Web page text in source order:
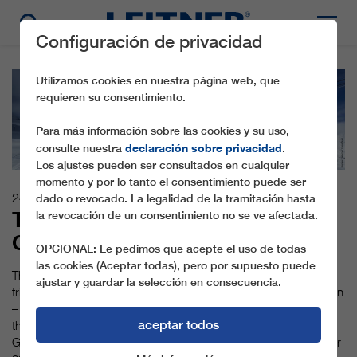
24.10.2016
THE LONGEST TRICABLE
GONDOLA LIFT IN THE ALPS
The longest 3S gondola lift in the Alps and the world's first
tricable gondola lift in two sections featuring non-stop operation
– these are just some of the highlights of the new gondola lift
that has been completed by LEITNER ropeways on the Stubai
Glacier. The new 3S Eisgratbahn entered operation on October
Configuración de privacidad
Utilizamos cookies en nuestra página web, que
requieren su consentimiento.
Para más información sobre las cookies y su uso,
consulte nuestra declaración sobre privacidad.
Los ajustes pueden ser consultados en cualquier
momento y por lo tanto el consentimiento puede ser
dado o revocado. La legalidad de la tramitación hasta
la revocación de un consentimiento no se ve afectada.
OPCIONAL: Le pedimos que acepte el uso de todas
las cookies (Aceptar todas), pero por supuesto puede
ajustar y guardar la selección en consecuencia.
aceptar todos